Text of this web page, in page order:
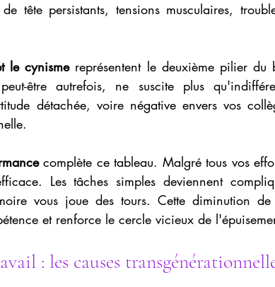
tête persistants, tensions musculaires,
le cynisme représentent le deuxième pilier du
être autrefois, ne suscite plus
détachée, voire négative envers vos
complète ce tableau. Malgré tous vos
Les tâches simples deviennent
vous joue des tours. Cette diminution
et renforce le cercle vicieux de
: les causes